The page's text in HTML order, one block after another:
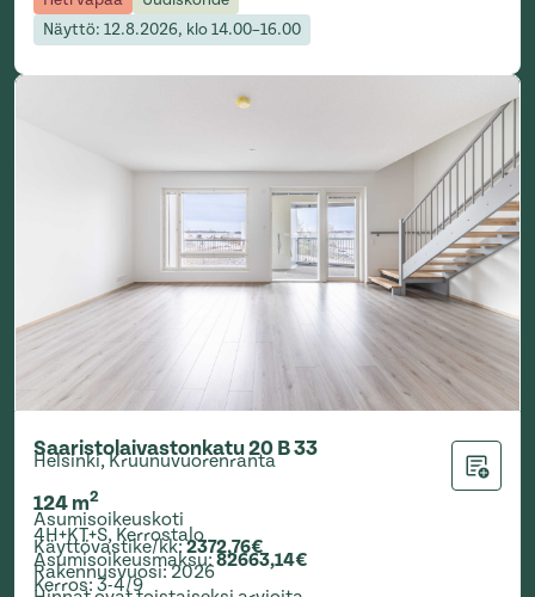
Näyttö: 12.8.2026, klo 14.00–16.00
Saaristolaivastonkatu 20 B 33
Helsinki, Kruunuvuorenranta
Lisää
124m2
Asumisoikeuskoti
4H+KT+S, Kerrostalo
Käyttövastike/kk:2372,76€
Asumisoikeusmaksu:82663,14€
Rakennusvuosi:2026
Kerros:3-4/9